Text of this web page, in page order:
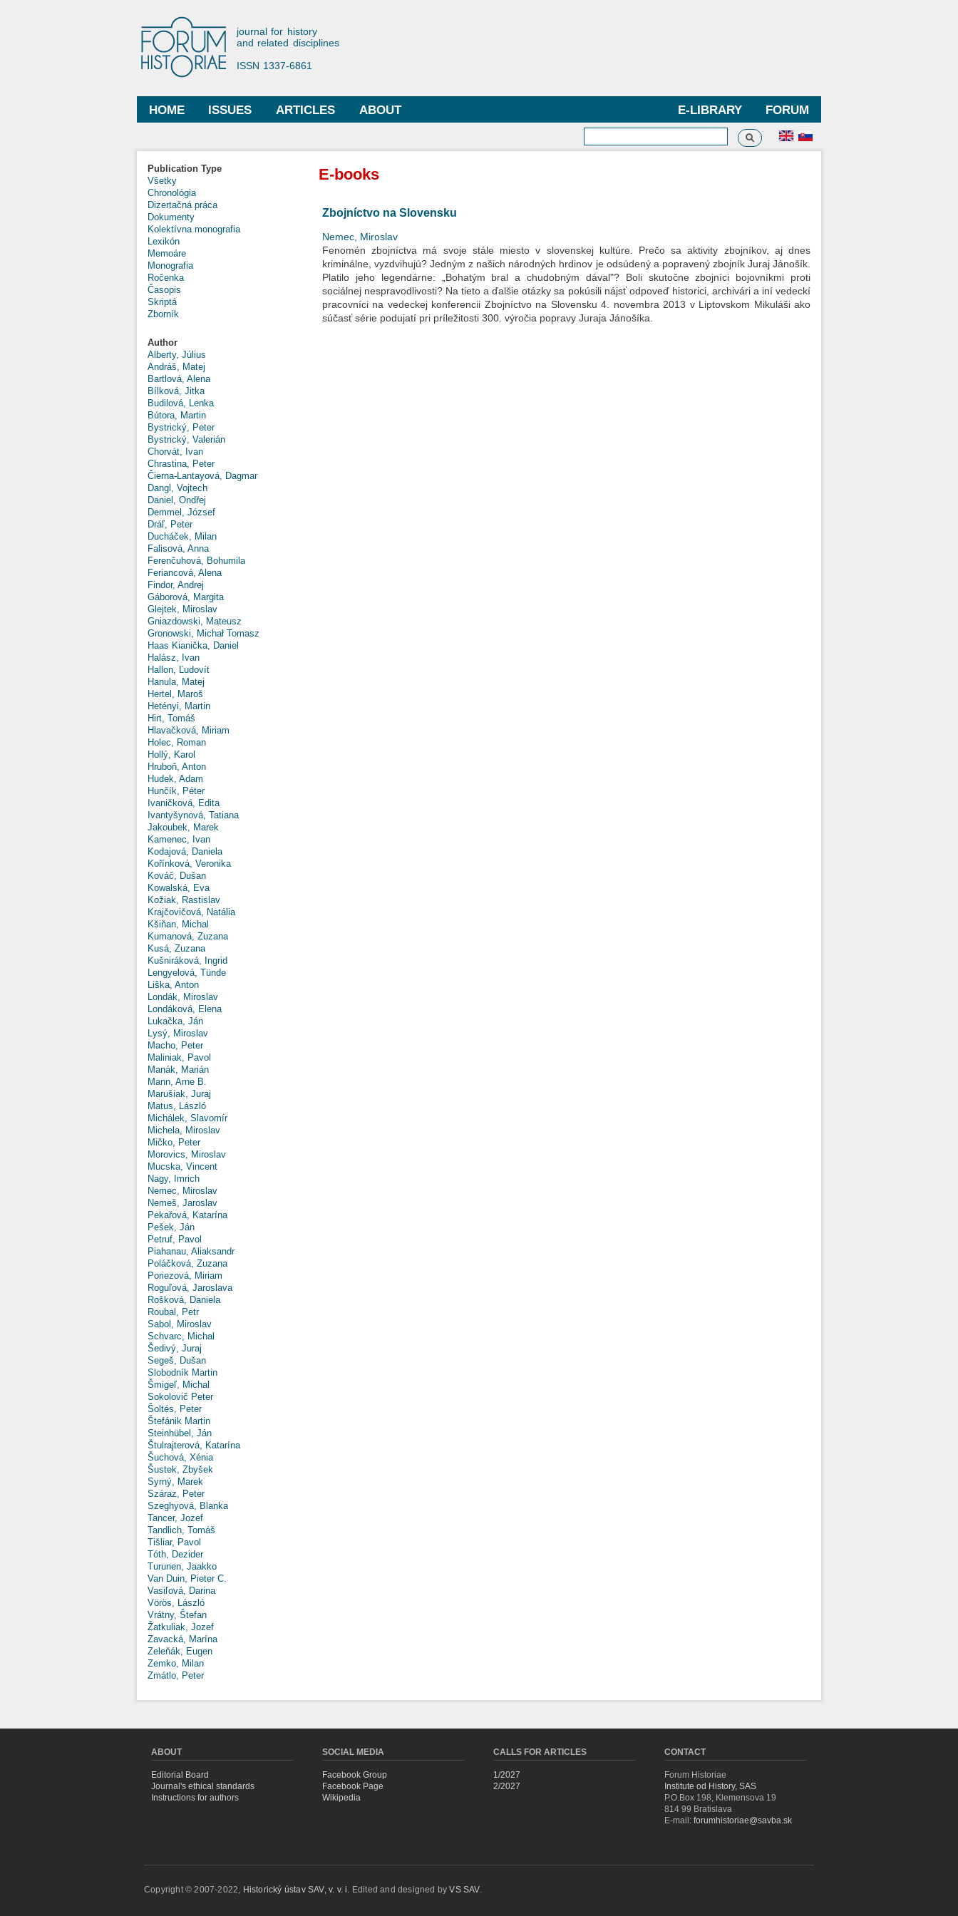
Forum Historiae
journal for history
and related disciplines
ISSN 1337-6861
Main menu
HOME ISSUES ARTICLES FORUM
E-LIBRARY
ABOUT
Search form
Search
Publication Type
Všetky
Chronológia
Dizertačná práca
Dokumenty
Kolektívna monografia
Lexikón
Memoáre
Monografia
Ročenka
Časopis
Skriptá
Zborník
Author
Alberty, Július
Andráš, Matej
Bartlová, Alena
Bílková, Jitka
Budilová, Lenka
Bútora, Martin
Bystrický, Peter
Bystrický, Valerián
Chorvát, Ivan
Chrastina, Peter
Čierna-Lantayová, Dagmar
Dangl, Vojtech
Daniel, Ondřej
Demmel, József
Dráľ, Peter
Ducháček, Milan
Falisová, Anna
Ferenčuhová, Bohumila
Feriancová, Alena
Findor, Andrej
Gáborová, Margita
Glejtek, Miroslav
Gniazdowski, Mateusz
Gronowski, Michał Tomasz
Haas Kianička, Daniel
Halász, Ivan
Hallon, Ľudovít
Hanula, Matej
Hertel, Maroš
Hetényi, Martin
Hirt, Tomáš
Hlavačková, Miriam
Holec, Roman
Hollý, Karol
Hruboň, Anton
Hudek, Adam
Hunčík, Péter
Ivaničková, Edita
Ivantyšynová, Tatiana
Jakoubek, Marek
Kamenec, Ivan
Kodajová, Daniela
Kořínková, Veronika
Kováč, Dušan
Kowalská, Eva
Kožiak, Rastislav
Krajčovičová, Natália
Kšiňan, Michal
Kumanová, Zuzana
Kusá, Zuzana
Kušniráková, Ingrid
Lengyelová, Tünde
Liška, Anton
Londák, Miroslav
Londáková, Elena
Lukačka, Ján
Lysý, Miroslav
Macho, Peter
Maliniak, Pavol
Manák, Marián
Mann, Arne B.
Marušiak, Juraj
Matus, László
Michálek, Slavomír
Michela, Miroslav
Mičko, Peter
Morovics, Miroslav
Mucska, Vincent
Nagy, Imrich
Nemec, Miroslav
Nemeš, Jaroslav
Pekařová, Katarína
Pešek, Ján
Petruf, Pavol
Piahanau, Aliaksandr
Poláčková, Zuzana
Poriezová, Miriam
Roguľová, Jaroslava
Rošková, Daniela
Roubal, Petr
Sabol, Miroslav
Schvarc, Michal
Šedivý, Juraj
Segeš, Dušan
Slobodník Martin
Šmigeľ, Michal
Sokolovič Peter
Šoltés, Peter
Štefánik Martin
Steinhübel, Ján
Štulrajterová, Katarína
Šuchová, Xénia
Šustek, Zbyšek
Syrný, Marek
Száraz, Peter
Szeghyová, Blanka
Tancer, Jozef
Tandlich, Tomáš
Tišliar, Pavol
Tóth, Dezider
Turunen, Jaakko
Van Duin, Pieter C.
Vasiľová, Darina
Vörös, László
Vrátny, Štefan
Žatkuliak, Jozef
Zavacká, Marína
Zeleňák, Eugen
Zemko, Milan
Zmátlo, Peter
E-books
Zbojníctvo na Slovensku
Nemec, Miroslav
Fenomén zbojníctva má svoje stále miesto v slovenskej kultúre. Prečo sa aktivity zbojníkov, aj dnes
kriminálne, vyzdvihujú? Jedným z našich národných hrdinov je odsúdený a popravený zbojník Juraj Jánošík.
Platilo jeho legendárne: „Bohatým bral a chudobným dával"? Boli skutočne zbojníci bojovníkmi proti
sociálnej nespravodlivosti? Na tieto a ďalšie otázky sa pokúsili nájsť odpoveď historici, archivári a iní vedeckí
pracovníci na vedeckej konferencii Zbojníctvo na Slovensku 4. novembra 2013 v Liptovskom Mikuláši ako
súčasť série podujatí pri príležitosti 300. výročia popravy Juraja Jánošíka.
ABOUT
Editorial Board
Journal's ethical standards
Instructions for authors
SOCIAL MEDIA
Facebook Group
Facebook Page
Wikipedia
CALLS FOR ARTICLES
1/2027
2/2027
CONTACT
Forum Historiae
Institute od History, SAS
P.O.Box 198, Klemensova 19
814 99 Bratislava
E-mail: forumhistoriae@savba.sk
Copyright © 2007-2022, Historický ústav SAV, v. v. i. Edited and designed byVS SAV.